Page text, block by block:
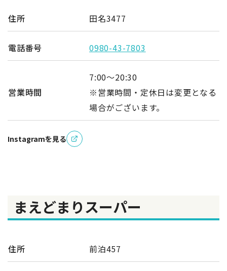
住所 田名3477
電話番号 0980-43-7803
営業時間
7:00～20:30
※営業時間・定休日は変更となる
場合がございます。
Instagramを見る
まえどまりスーパー
住所 前泊457